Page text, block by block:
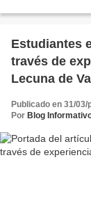
Estudiantes
través de
Lecuna de
Publicado en 31/03/
Por Blog